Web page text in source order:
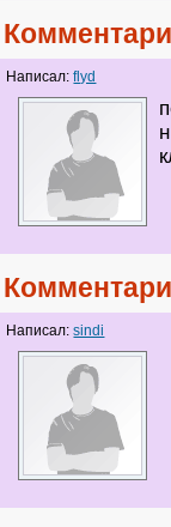
Написал:flyd
Написал:sindi